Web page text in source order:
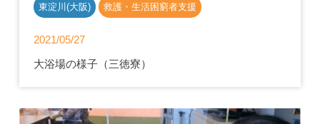
東淀川(大阪) 救護・生活困窮者支援
2021/05/27
大浴場の様子（三徳寮）